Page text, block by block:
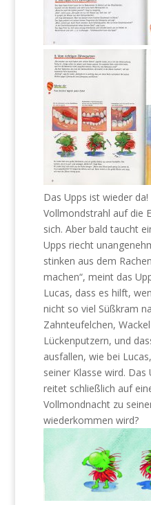
Das Upps ist wieder
Vollmondstrahl auf die
sich. Aber bald taucht
Upps riecht
stinken aus dem
machen“, meint das
Lucas, dass es hilft,
nicht so viel Süßkram
Zahnteufelchen,
Lückenputzern, und
ausfallen, wie bei
seiner Klasse wird.
reitet schließlich auf
Vollmondnacht zu
wiederkommen wird?